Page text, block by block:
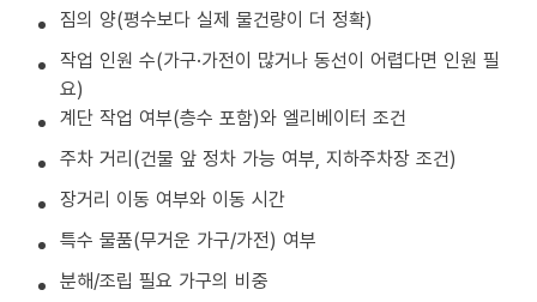
짐의 양(평수보다 실제 물건량이 더 정확)
작업 인원 수(가구·가전이 많거나 동선이 어렵다면 인원 필
요)
계단 작업 여부(층수 포함)와 엘리베이터 조건
주차 거리(건물 앞 정차 가능 여부, 지하주차장 조건)
장거리 이동 여부와 이동 시간
특수 물품(무거운 가구/가전) 여부
분해/조립 필요 가구의 비중